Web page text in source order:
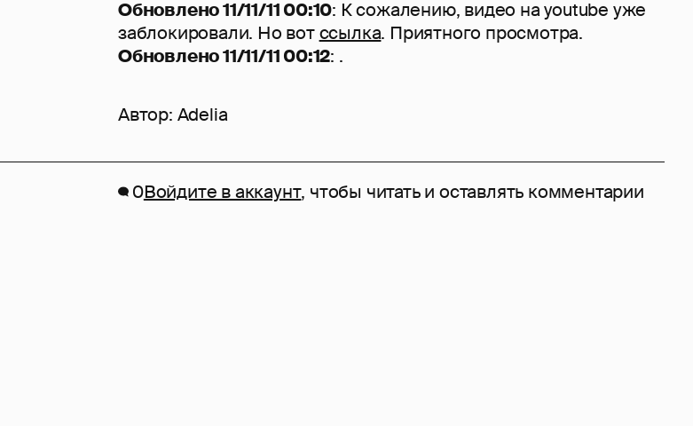
Обновлено 11/11/11 00:10: К сожалению, видео на youtube уже
заблокировали. Но вотссылка. Приятного просмотра.
Обновлено 11/11/11 00:12: .
Автор: Adelia
0Войдите в аккаунт, чтобы читать и оставлять комментарии